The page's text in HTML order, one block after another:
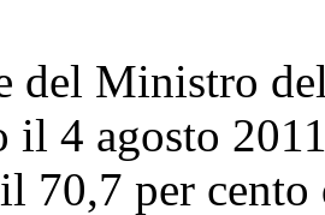
del Ministro
il 4 agosto
70,7 per